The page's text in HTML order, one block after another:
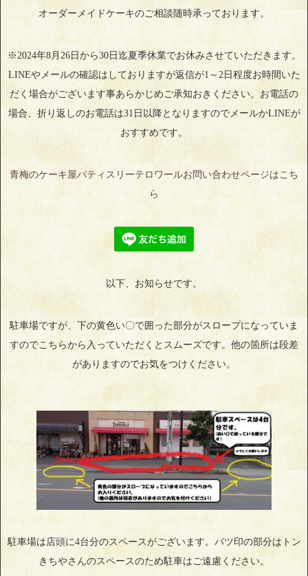
オーダーメイドケーキのご相談随時承っております。
※2024年8月26日から30日迄夏季休業でお休みさせていただきます。
LINEやメールの確認はしておりますが返信が1～2日程度お時間いた
だく場合がございます事あらかじめご承知おきください。お電話の
場合、折り返しのお電話は31日以降となりますのでメールかLINEが
おすすめです。
青梅のケーキ屋パティスリーテロワールお問い合わせページはこち
ら
以下、お知らせです。
駐車場ですが、下の黄色い〇で囲った部分がスロープになっていま
すのでこちらから入っていただくとスムーズです。他の箇所は段差
がありますのでお気をつけください。
駐車場は店頭に4台分のスペースがございます。バツ印の部分はトン
きちやさんのスペースのため駐車はご遠慮ください。